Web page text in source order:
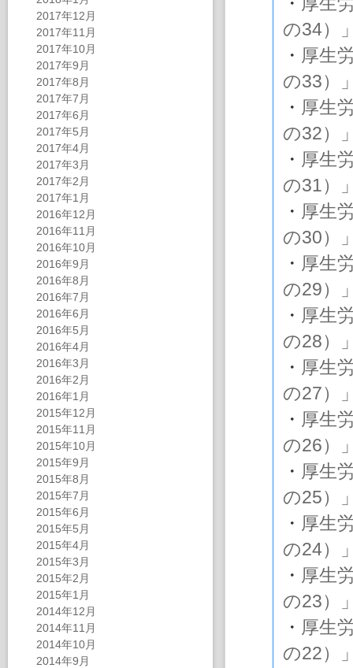
2017年12月
2017年11月
2017年10月
2017年9月
2017年8月
2017年7月
2017年6月
2017年5月
2017年4月
2017年3月
2017年2月
2017年1月
2016年12月
2016年11月
2016年10月
2016年9月
2016年8月
2016年7月
2016年6月
2016年5月
2016年4月
2016年3月
2016年2月
2016年1月
2015年12月
2015年11月
2015年10月
2015年9月
2015年8月
2015年7月
2015年6月
2015年5月
2015年4月
2015年3月
2015年2月
2015年1月
2014年12月
2014年11月
2014年10月
2014年9月
の34）
・ 厚生
の33）
・ 厚生
の32）
・ 厚生
の31）
・ 厚生
の30）
・ 厚生
の29）
・ 厚生
の28）
・ 厚生
の27）
・ 厚生
の26）
・ 厚生
の25）
・ 厚生
の24）
・ 厚生
の23）
・ 厚生
の22）